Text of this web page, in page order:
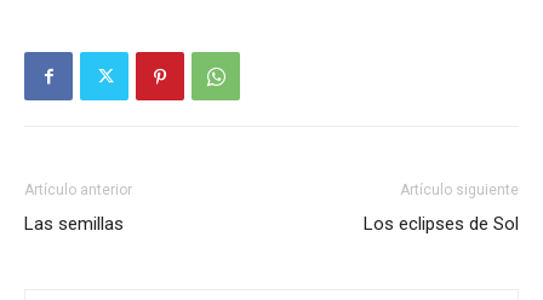
Artículo anterior
Las semillas
Artículo siguiente
Los eclipses de Sol